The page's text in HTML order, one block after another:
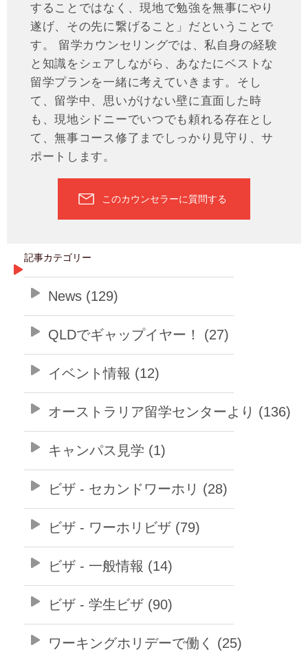
することではなく、現地で勉強を無事にやり
遂げ、その先に繋げること」だということで
す。 留学カウンセリングでは、私自身の経験
と知識をシェアしながら、あなたにベストな
留学プランを一緒に考えていきます。そし
て、留学中、思いがけない壁に直面した時
も、現地シドニーでいつでも頼れる存在とし
て、無事コース修了までしっかり見守り、サ
ポートします。
このカウンセラーに質問する
記事カテゴリー
News (129)
QLDでギャップイヤー！ (27)
イベント情報 (12)
オーストラリア留学センターより (136)
キャンパス見学 (1)
ビザ - セカンドワーホリ (28)
ビザ - ワーホリビザ (79)
ビザ - 一般情報 (14)
ビザ - 学生ビザ (90)
ワーキングホリデーで働く (25)